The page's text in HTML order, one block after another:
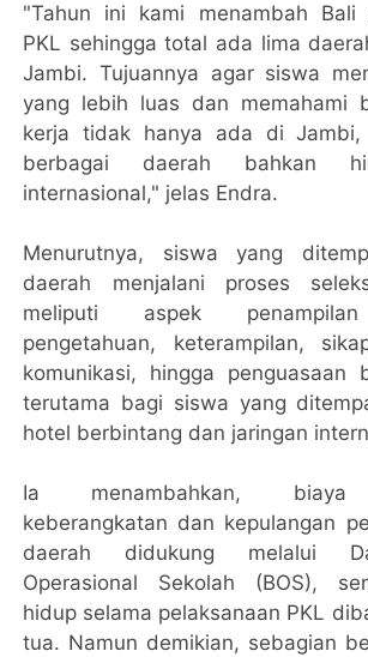
"Tahun ini kami menambah Bali
PKL sehingga total ada lima
Jambi. Tujuannya agar siswa
yang lebih luas dan memahami
kerja tidak hanya ada di
berbagai daerah bahkan
internasional," jelas Endra.
Menurutnya, siswa yang
daerah menjalani proses
meliputi aspek
pengetahuan, keterampilan,
komunikasi, hingga penguasaan
terutama bagi siswa yang
hotel berbintang dan jaringan
Ia menambahkan, biaya
keberangkatan dan kepulangan
daerah didukung melalui
Operasional Sekolah (BOS),
hidup selama pelaksanaan PKL
tua. Namun demikian, sebagian